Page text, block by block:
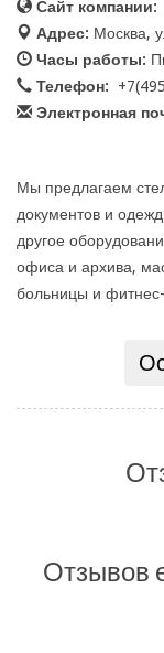
Сайт компании:
Адрес: Москва,
Часы работы:
Телефон:
Электронная
Мы предлагаем
документов и
другое
офиса и архива,
больницы и
Отзывов